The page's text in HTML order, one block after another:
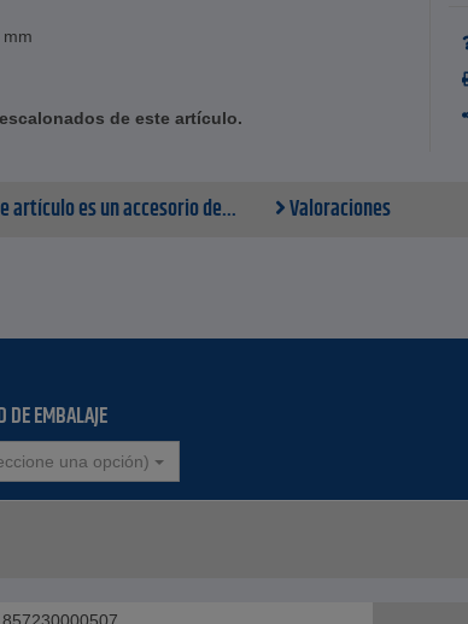
de este artículo.
artículo es un accesorio de... Valoraciones
DE EMBALAJE
una opción)